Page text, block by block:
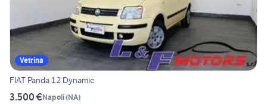
Vetrina
FIAT Panda 1.2 Dynamic
3.500 €Napoli(NA)